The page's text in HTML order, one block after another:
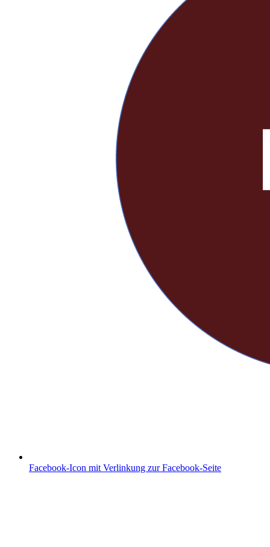
Facebook-Icon mit Verlinkung zur Facebook-Seite